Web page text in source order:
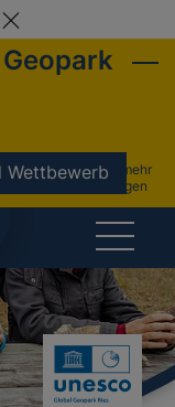
Wettbewerbnicht mehr
anzeigen